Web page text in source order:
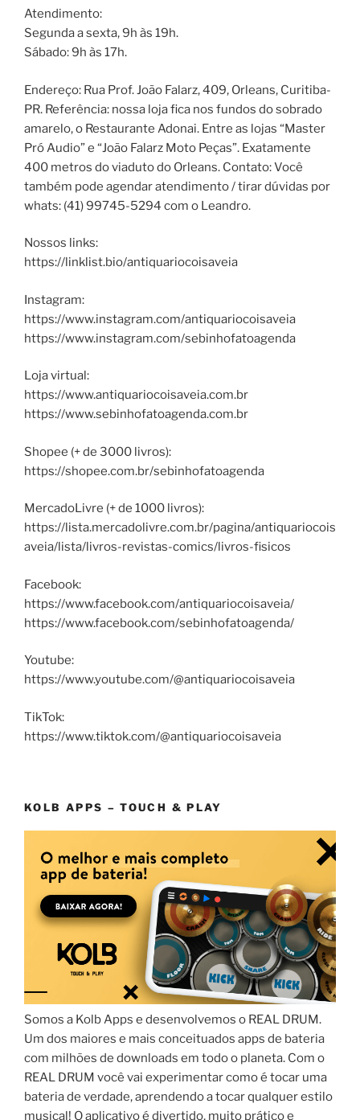
Atendimento:
Segunda a sexta, 9h às 19h.
Sábado: 9h às 17h.
Endereço: Rua Prof. João Falarz, 409, Orleans, Curitiba-
PR. Referência: nossa loja fica nos fundos do sobrado
amarelo, o Restaurante Adonai. Entre as lojas “Master
Pró Audio” e “João Falarz Moto Peças”. Exatamente
400 metros do viaduto do Orleans. Contato: Você
também pode agendar atendimento / tirar dúvidas por
whats: (41) 99745-5294 com o Leandro.
Nossos links:
https://linklist.bio/antiquariocoisaveia
Instagram:
https://www.instagram.com/antiquariocoisaveia
https://www.instagram.com/sebinhofatoagenda
Loja virtual:
https://www.antiquariocoisaveia.com.br
https://www.sebinhofatoagenda.com.br
Shopee (+ de 3000 livros):
https://shopee.com.br/sebinhofatoagenda
MercadoLivre (+ de 1000 livros):
https://lista.mercadolivre.com.br/pagina/antiquariocois
aveia/lista/livros-revistas-comics/livros-fisicos
Facebook:
https://www.facebook.com/antiquariocoisaveia/
https://www.facebook.com/sebinhofatoagenda/
Youtube:
https://www.youtube.com/@antiquariocoisaveia
TikTok:
https://www.tiktok.com/@antiquariocoisaveia
KOLB APPS – TOUCH & PLAY
Somos a Kolb Apps e desenvolvemos o REAL DRUM.
Um dos maiores e mais conceituados apps de bateria
com milhões de downloads em todo o planeta. Com o
REAL DRUM você vai experimentar como é tocar uma
bateria de verdade, aprendendo a tocar qualquer estilo
musical! O aplicativo é divertido, muito prático e